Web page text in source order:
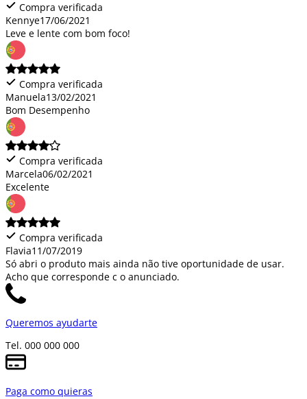
Compra verificada
Kennye17/06/2021
Leve e lente com bom foco!
Compra verificada
Manuela13/02/2021
Bom Desempenho
Compra verificada
Marcela06/02/2021
Excelente
Compra verificada
Flavia11/07/2019
Só abri o produto mais ainda não tive oportunidade de usar.
Acho que corresponde c o anunciado.
Queremos ayudarte
Tel. 000 000 000
Paga como quieras